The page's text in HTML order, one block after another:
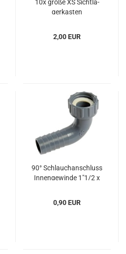
10x größe XS Sicht­la­
ger­kas­ten
2,00 EUR
90° Schlauch­an­schluss
In­nen­ge­win­de 1"1/2 x
0,90 EUR